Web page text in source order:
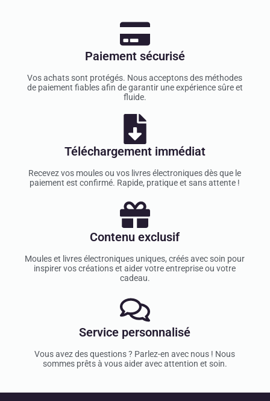
Paiement sécurisé
Vos achats sont protégés. Nous acceptons des méthodes
de paiement fiables afin de garantir une expérience sûre et
fluide.
Téléchargement immédiat
Recevez vos moules ou vos livres électroniques dès que le
paiement est confirmé. Rapide, pratique et sans attente !
Contenu exclusif
Moules et livres électroniques uniques, créés avec soin pour
inspirer vos créations et aider votre entreprise ou votre
cadeau.
Service personnalisé
Vous avez des questions ? Parlez-en avec nous ! Nous
sommes prêts à vous aider avec attention et soin.